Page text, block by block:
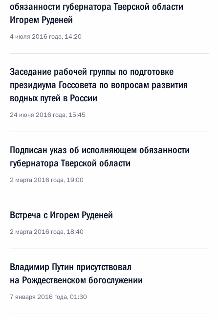
обязанности губернатора Тверской области
Игорем Руденей
4 июля 2016 года, 14:20
Заседание рабочей группы по подготовке
президиума Госсовета по вопросам развития
водных путей в России
24 июня 2016 года, 15:45
Подписан указ об исполняющем обязанности
губернатора Тверской области
2 марта 2016 года, 19:00
Встреча с Игорем Руденей
2 марта 2016 года, 18:40
Владимир Путин присутствовал
на Рождественском богослужении
7 января 2016 года, 01:30